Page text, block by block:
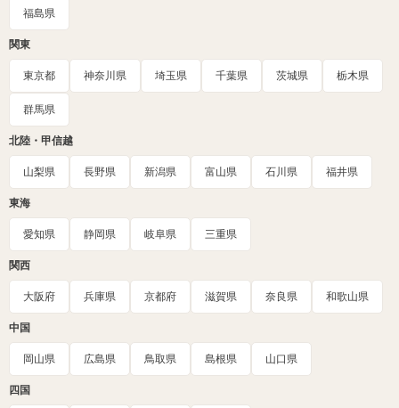
福島県
関東
東京都 神奈川県 埼玉県 千葉県 茨城県 栃木県
群馬県
北陸・甲信越
山梨県 長野県 新潟県 富山県 石川県 福井県
東海
愛知県 静岡県 岐阜県 三重県
関西
大阪府 兵庫県 京都府 滋賀県 奈良県 和歌山県
中国
岡山県 広島県 鳥取県 島根県 山口県
四国